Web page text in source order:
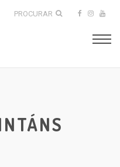
PROCURAR